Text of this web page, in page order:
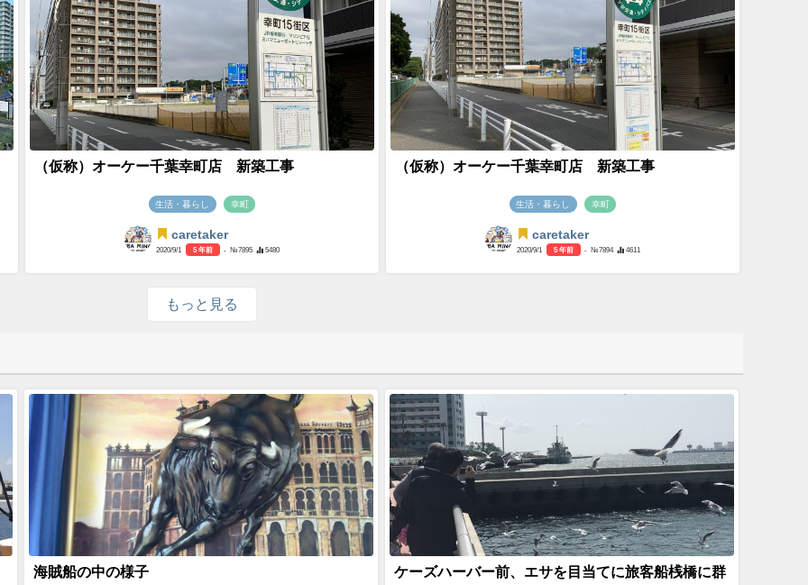
（仮称）オーケー千葉幸町店 新築工事
生活・暮らし 幸町
caretaker
2020/9/1 5 年前 - №7895 5480
（仮称）オーケー千葉幸町店 新築工事
生活・暮らし 幸町
caretaker
2020/9/1 5 年前 - №7894 4611
もっと見る
海賊船の中の様子 ケーズハーバー前、エサを目当てに旅客船桟橋に群